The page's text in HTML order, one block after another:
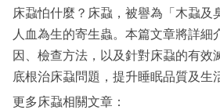
床蝨怕什麼？床蝨，被譽為「木蝨及
人血為生的寄生蟲。本篇文章將詳細
因、檢查方法，以及針對床蝨的有效
底根治床蝨問題，提升睡眠品質及生
更多床蝨相關文章：